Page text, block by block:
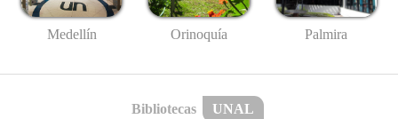
Medellín Orinoquía Palmira
Bibliotecas UNAL